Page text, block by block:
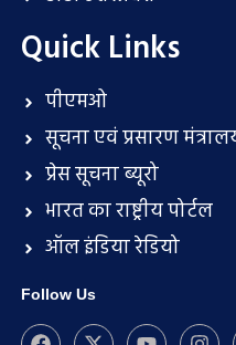
Quick Links
पीएमओ
सूचना एवं प्रसारण
प्रेस सूचना ब्यूरो
भारत का राष्ट्रीय पोर्टल
ऑल इंडिया रेडियो
Follow Us